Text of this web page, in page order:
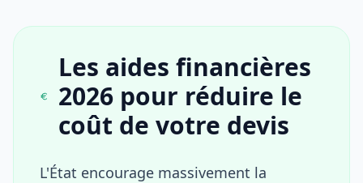
Les aides financières
2026 pour réduire le
coût de votre devis
L'État encourage massivement la